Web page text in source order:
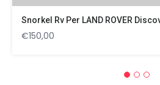
Snorkel Rv Per LAND ROVER
€150,00